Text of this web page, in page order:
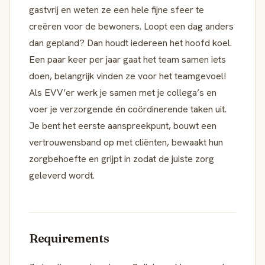
gastvrij en weten ze een hele fijne sfeer te
creëren voor de bewoners. Loopt een dag anders
dan gepland? Dan houdt iedereen het hoofd koel.
Een paar keer per jaar gaat het team samen iets
doen, belangrijk vinden ze voor het teamgevoel!
Als EVV’er werk je samen met je collega’s en
voer je verzorgende én coördinerende taken uit.
Je bent het eerste aanspreekpunt, bouwt een
vertrouwensband op met cliënten, bewaakt hun
zorgbehoefte en grijpt in zodat de juiste zorg
geleverd wordt.
Requirements